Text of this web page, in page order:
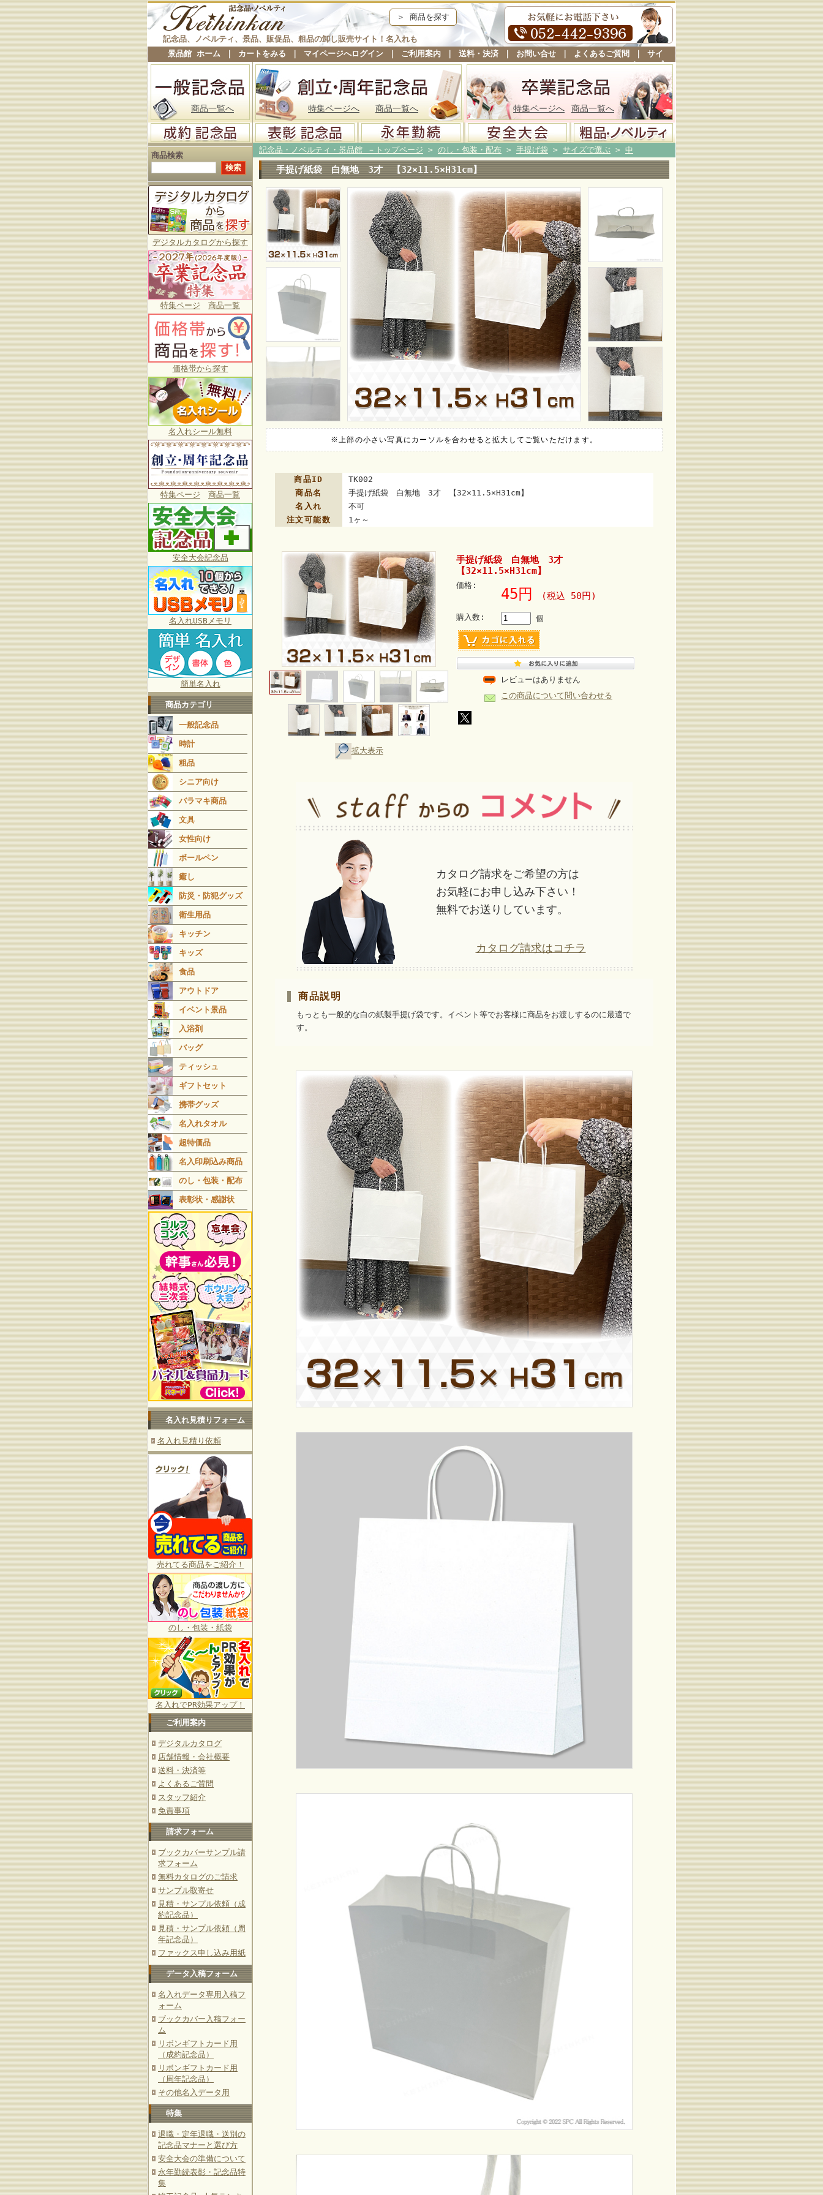
＞ 商品を探す
記念品、ノベルティ、景品、販促品、粗品の卸し販売サイト！名入れも
景品館 ホーム
カートをみる マイページへログイン ご利用案内 送料・決済 お問い合せ よくあるご質問
サイ
トマップ
商品一覧へ
商品検索
デジタルカタログから探す
特集ページ 商品一覧
価格帯から探す
名入れシール無料
特集ページ 商品一覧
安全大会記念品
名入れUSBメモリ
簡単名入れ
商品カテゴリ
一般記念品
時計
粗品
シニア向け
バラマキ商品
文具
女性向け
ボールペン
癒し
防災・防犯グッズ
衛生用品
キッチン
キッズ
食品
アウトドア
イベント景品
入浴剤
バッグ
ティッシュ
ギフトセット
携帯グッズ
名入れタオル
超特価品
名入印刷込み商品
のし・包装・配布
表彰状・感謝状
名入れ見積りフォーム
名入れ見積り依頼
売れてる商品をご紹介！
のし・包装・紙袋
名入れでPR効果アップ！
ご利用案内
デジタルカタログ
店舗情報・会社概要
送料・決済等
よくあるご質問
スタッフ紹介
免責事項
請求フォーム
ブックカバーサンプル請
求フォーム
無料カタログのご請求
サンプル取寄せ
見積・サンプル依頼（成
約記念品）
見積・サンプル依頼（周
年記念品）
ファックス申し込み用紙
データ入稿フォーム
名入れデータ専用入稿フ
ォーム
ブックカバー入稿フォー
ム
リボンギフトカード用
（成約記念品）
リボンギフトカード用
（周年記念品）
その他名入データ用
特集
退職・定年退職・送別の
記念品マナーと選び方
安全大会の準備について
永年勤続表彰・記念品特
集
特集ページへ 商品一覧へ 特集ページへ 商品一覧へ
記念品・ノベルティ・景品館 －トップページ > のし・包装・配布 > 手提げ袋 > サイズで選ぶ > 中
手提げ紙袋 白無地 3才 【32×11.5×H31cm】
※上部の小さい写真にカーソルを合わせると拡大してご覧いただけます。
商品ID
TK002
商品名
手提げ紙袋 白無地 3才 【32×11.5×H31cm】
名入れ
不可
注文可能数
1ヶ～
拡大表示
手提げ紙袋 白無地 3才
【32×11.5×H31cm】
価格:
45円 (税込 50円)
購入数: 個
レビューはありません
この商品について問い合わせる
カタログ請求をご希望の方は
お気軽にお申し込み下さい！
無料でお送りしています。
カタログ請求はコチラ
商品説明
もっとも一般的な白の紙製手提げ袋です。イベント等でお客様に商品をお渡しするのに最適で
す。